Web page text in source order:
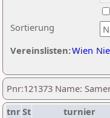
Sortierung
Vereinslisten:Wien
Pnr:121373 Name:
tnrSt turnier